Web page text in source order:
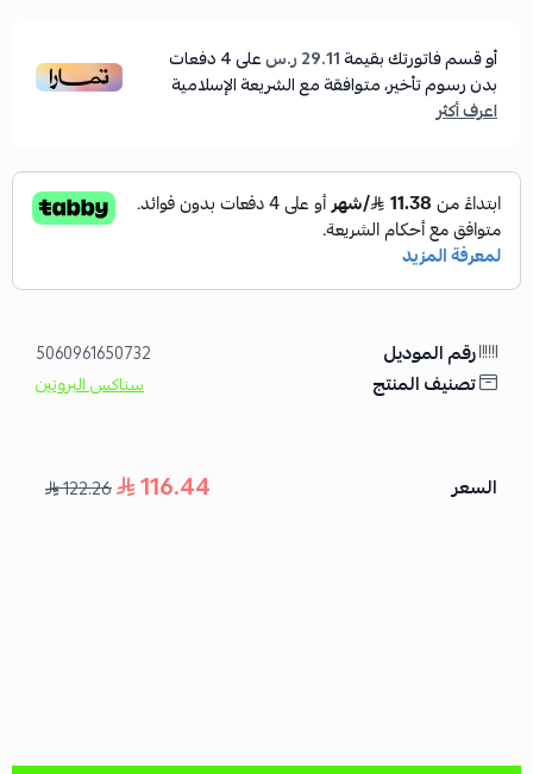
أو قسم فاتورتك بقيمة29.11 ر.س على4دفعات
بدون رسوم تأخير، متوافقة مع الشريعة الإسلامية
اعرف أكثر
رقم الموديل 5060961650732
تصنيف المنتج سناكس البروتين
السعر 116.44
122.26